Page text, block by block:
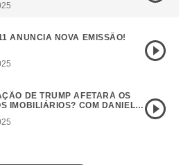
ANUNCIA NOVA EMISSÃO!
DE TRUMP AFETARÁ OS
IMOBILIÁRIOS? COM DANIEL